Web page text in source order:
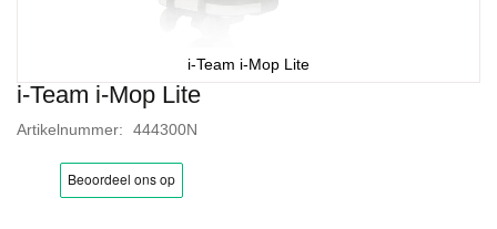
i-Team i-Mop Lite
Artikelnummer 444300N
i-Team i-Mop Lite
Ga
het